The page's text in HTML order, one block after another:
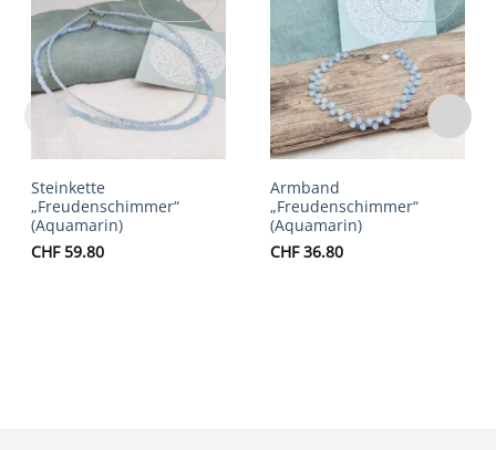
Auf die
Wunschliste
Steinkette
„Freudenschimmer“
(Aquamarin)
CHF59.80
Auf die
Wunschliste
Armband
„Freudenschimmer“
(Aquamarin)
CHF36.80